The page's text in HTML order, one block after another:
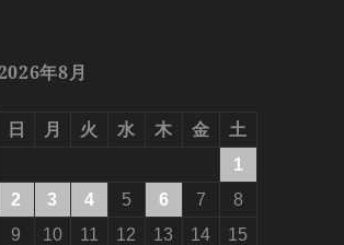
ブ
年8月
日 月 火 水 木 金
土
1
2
3 4 5 6 7
8
9
10 11 12 13 14
15